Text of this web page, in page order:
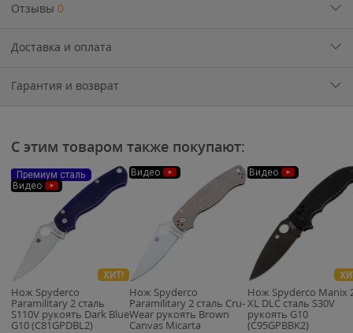
Отзывы 0
Доставка и оплата
Гарантия и возврат
С этим товаром также покупают:
Премиум сталь
Видео
ХИТ!
Нож Spyderco
Paramilitary 2 сталь
S110V рукоять Dark Blue
G10 (C81GPDBL2)
Видео
Нож Spyderco
Paramilitary 2 сталь Cru-
Wear рукоять Brown
Canvas Micarta
Видео
Нож Spyderco Manix
XL DLC сталь S30V
рукоять G10
(C95GPBBK2)